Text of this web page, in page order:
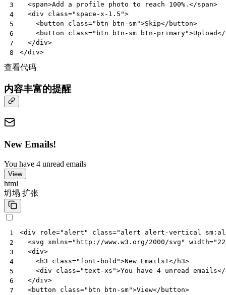
3
4
5
6
7
8
<span>Add a profile photo to reach 100%. </span>
<div class="space-x-1.5">
<button class="btn btn-sm">Skip</ button>
<button class="btn btn-sm btn-primary">Upload</
</div>
</div>
查看代码
内容丰富的提醒
New Emails!
You have 4 unread emails
View
html
坍塌 扩张
1
2
3
4
5
6
7
<div role="alert" class="alert alert-vertical
<svg xmlns="http://www.w3.org/2000/svg" width=
<div>
<h3 class="font-bold">New Emails! </ h3>
<div class="text-xs">You have 4 unread emails</
</div>
<button class="btn btn-sm">View</ button>